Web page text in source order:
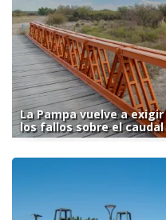
La Pampa vuelve a
los fallos sobre el